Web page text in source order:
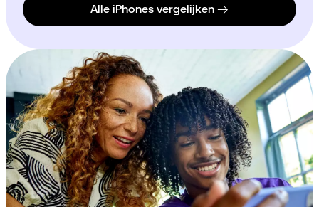
Alle iPhones vergelijken